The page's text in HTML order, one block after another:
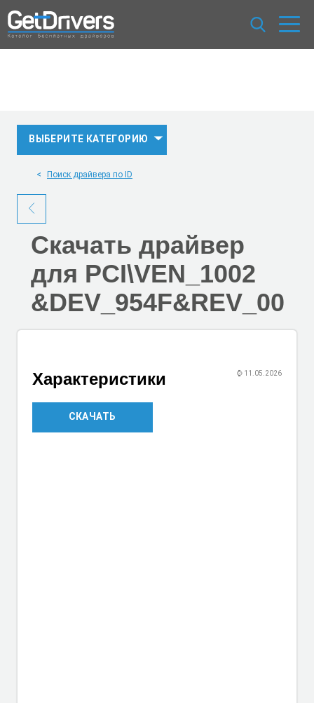
ВЫБЕРИТЕ КАТЕГОРИЮ
Поиск драйвера по ID
Скачать драйвер
для PCI\VEN_1002
&DEV_954F&REV_00
⌚ 11.05.2026
Характеристики
СКАЧАТЬ